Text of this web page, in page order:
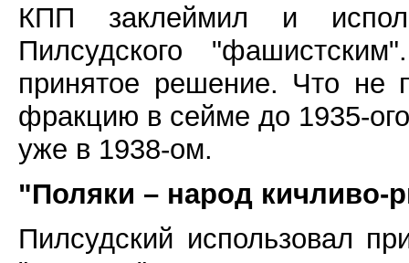
КПП заклеймил и
Пилсудского
принятое решение. Что не
фракцию в сейме до 1935-
уже в 1938-ом.
"Поляки – народ кичливо-
Пилсудский использовал